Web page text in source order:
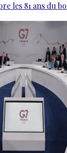
les 81 ans du